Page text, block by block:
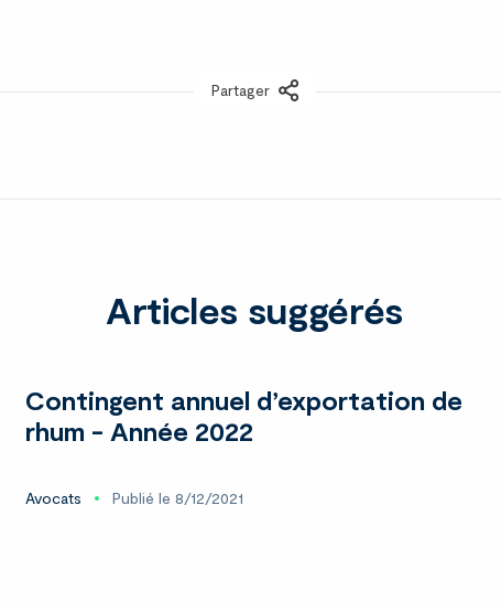
Partager
Articles suggérés
Contingent annuel d’exportation de
rhum - Année 2022
Avocats Publié le 8/12/2021